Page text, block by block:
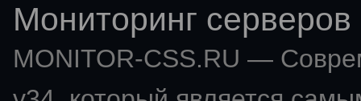
Мониторинг
MONITOR-CSS.RU —